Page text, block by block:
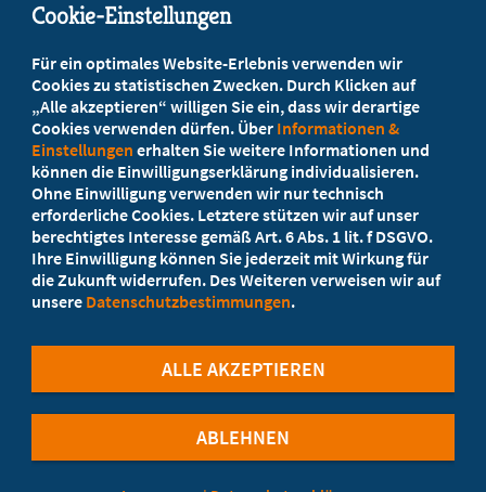
Ihr Landesverband berät Sie!
Ansprechpartner
Werden Sie jetzt Mitglied
5 Vorteile einer MB-Mitgliedschaft
Cookie-Einstellungen
Für ein optimales Website-Erlebnis verwenden wir
Cookies zu statistischen Zwecken. Durch Klicken auf
„Alle akzeptieren“ willigen Sie ein, dass wir derartige
Cookies verwenden dürfen. Über Informationen &
Einstellungen erhalten Sie weitere Informationen und
können die Einwilligungserklärung individualisieren.
Ohne Einwilligung verwenden wir nur technisch
erforderliche Cookies. Letztere stützen wir auf unser
berechtigtes Interesse gemäß Art. 6 Abs. 1 lit. f DSGVO.
Ihre Einwilligung können Sie jederzeit mit Wirkung für
die Zukunft widerrufen. Des Weiteren verweisen wir auf
unsere Datenschutzbestimmungen.
ABLEHNEN
ALLE AKZEPTIEREN